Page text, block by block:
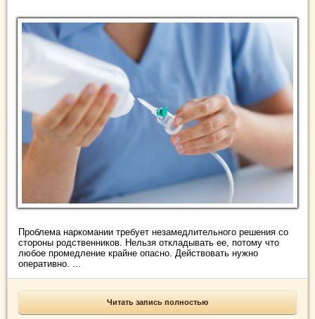
Проблема наркомании требует незамедлительного решения со
стороны родственников. Нельзя откладывать ее, потому что
любое промедление крайне опасно. Действовать нужно
оперативно. ...
Читать запись полностью